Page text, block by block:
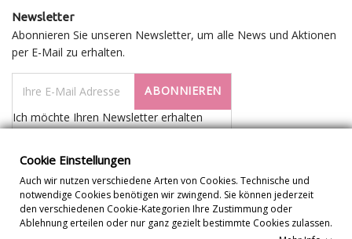
Newsletter
Abonnieren Sie unseren Newsletter, um alle News und Aktionen
per E-Mail zu erhalten.
ABONNIEREN
Ich möchte Ihren Newsletter erhalten
Cookie Einstellungen
Auch wir nutzen verschiedene Arten von Cookies. Technische und
notwendige Cookies benötigen wir zwingend. Sie können jederzeit
den verschiedenen Cookie-Kategorien Ihre Zustimmung oder
Ablehnung erteilen oder nur ganz gezielt bestimmte Cookies zulassen.